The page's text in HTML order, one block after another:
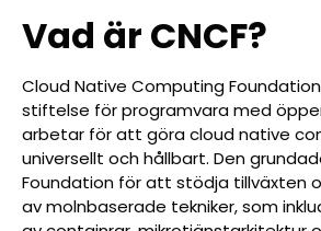
Vad är CNCF?
Cloud Native Computing
stiftelse för programvara med
arbetar för att göra cloud native
universellt och hållbart. Den
Foundation för att stödja tillväxten
av molnbaserade tekniker, som